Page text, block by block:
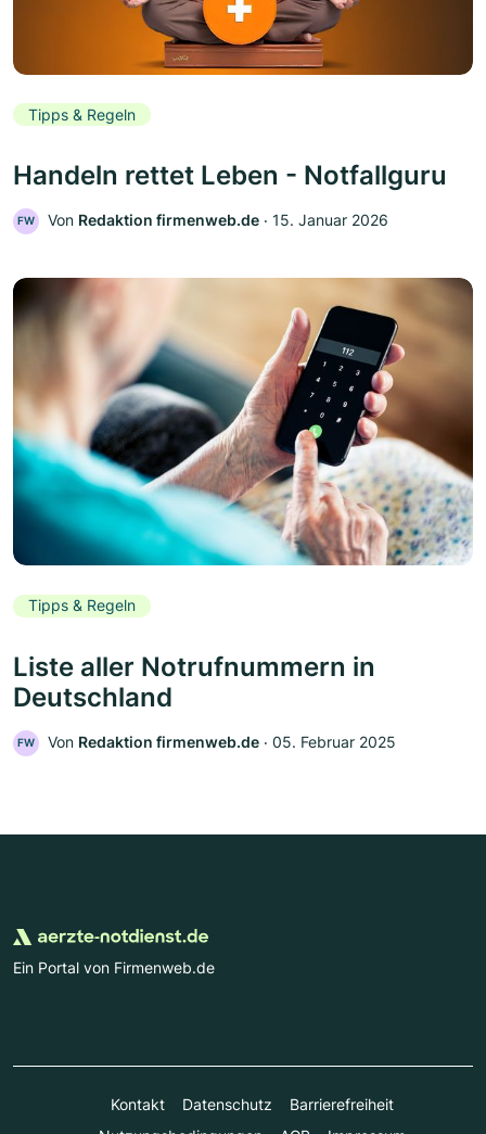
Tipps & Regeln
Handeln rettet Leben - Notfallguru
FW Von Redaktion firmenweb.de ‧ 15. Januar 2026
Tipps & Regeln
Liste aller Notrufnummern in
Deutschland
FW Von Redaktion firmenweb.de ‧ 05. Februar 2025
Ein Portal von Firmenweb.de
Kontakt Datenschutz
Barrierefreiheit